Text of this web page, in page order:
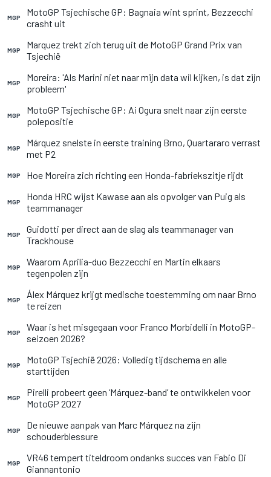
MGP
MotoGP Tsjechische GP: Bagnaia wint sprint, Bezzecchi
crasht uit
MGP
Marquez trekt zich terug uit de MotoGP Grand Prix van
Tsjechië
MGP
Moreira: 'Als Marini niet naar mijn data wil kijken, is dat zijn
probleem'
MGP
MotoGP Tsjechische GP: Ai Ogura snelt naar zijn eerste
polepositie
MGP
Márquez snelste in eerste training Brno, Quartararo verrast
met P2
MGP Hoe Moreira zich richting een Honda-fabriekszitje rijdt
MGP
Honda HRC wijst Kawase aan als opvolger van Puig als
teammanager
MGP
Guidotti per direct aan de slag als teammanager van
Trackhouse
MGP
Waarom Aprilia-duo Bezzecchi en Martin elkaars
tegenpolen zijn
MGP
Álex Márquez krijgt medische toestemming om naar Brno
te reizen
MGP
Waar is het misgegaan voor Franco Morbidelli in MotoGP-
seizoen 2026?
MGP
MotoGP Tsjechië 2026: Volledig tijdschema en alle
starttijden
MGP
Pirelli probeert geen ‘Márquez-band’ te ontwikkelen voor
MotoGP 2027
MGP
De nieuwe aanpak van Marc Márquez na zijn
schouderblessure
MGP
VR46 tempert titeldroom ondanks succes van Fabio Di
Giannantonio